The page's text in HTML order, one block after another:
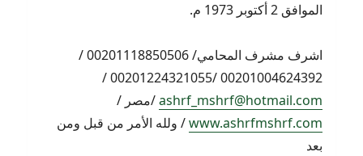
الموافق 2 أكتوبر 1973 م.
اشرف مشرف المحامي/ 00201118850506 /
00201004624392 /00201224321055 /
ashrf_mshrf@hotmail.com/مصر /
www.ashrfmshrf.com/ ولله الأمر من قبل ومن
بعد